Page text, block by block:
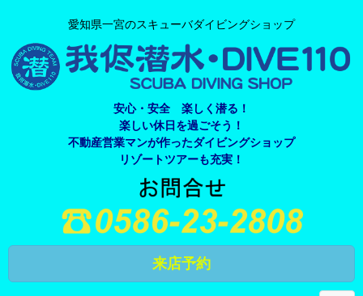
愛知県一宮のスキューバダイビングショップ
安心・安全 楽しく潜る！
楽しい休日を過ごそう！
不動産営業マンが作ったダイビングショップ
リゾートツアーも充実！
来店予約